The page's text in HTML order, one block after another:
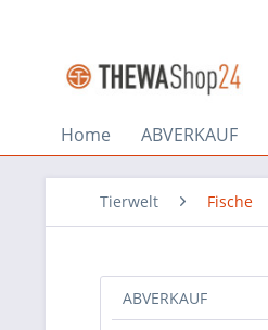
Home ABVERKAUF
Tierwelt Fische
ABVERKAUF